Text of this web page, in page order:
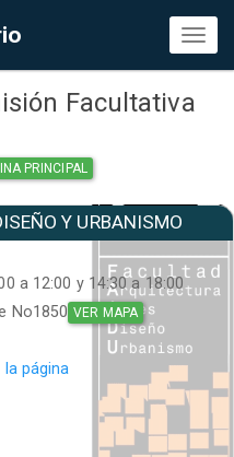
Facultativa
PRINCIPAL
Y URBANISMO
a 12:00 y 14:30 a 18:00
No1850 VER MAPA
página